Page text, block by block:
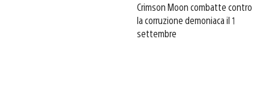
Crimson Moon combatte contro
la corruzione demoniaca il 1
settembre